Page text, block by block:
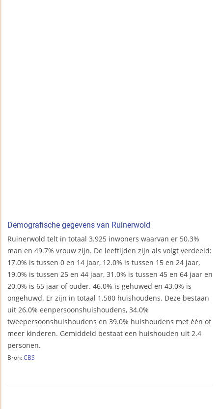
Demografische gegevens van Ruinerwold
Ruinerwold telt in totaal 3.925 inwoners waarvan er 50.3%
man en 49.7% vrouw zijn. De leeftijden zijn als volgt verdeeld:
17.0% is tussen 0 en 14 jaar, 12.0% is tussen 15 en 24 jaar,
19.0% is tussen 25 en 44 jaar, 31.0% is tussen 45 en 64 jaar en
20.0% is 65 jaar of ouder. 46.0% is gehuwed en 43.0% is
ongehuwd. Er zijn in totaal 1.580 huishoudens. Deze bestaan
uit 26.0% eenpersoonshuishoudens, 34.0%
tweepersoonshuishoudens en 39.0% huishoudens met één of
meer kinderen. Gemiddeld bestaat een huishouden uit 2.4
personen.
Bron: CBS